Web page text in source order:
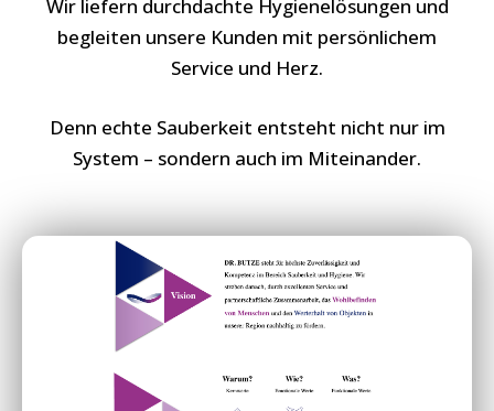
Wir liefern durchdachte Hygienelösungen und
begleiten unsere Kunden mit persönlichem
Service und Herz.
Denn echte Sauberkeit entsteht nicht nur im
System – sondern auch im Miteinander.